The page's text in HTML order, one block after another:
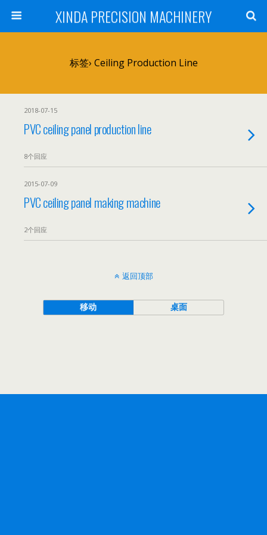
XINDA PRECISION MACHINERY
标签› Ceiling Production Line
2018-07-15
PVC ceiling panel production line
8个回应
2015-07-09
PVC ceiling panel making machine
2个回应
返回顶部
移动 桌面